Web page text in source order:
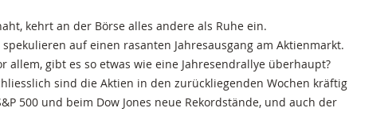
kehrt an der Börse alles andere als Ruhe ein.
auf einen rasanten Jahresausgang am Aktienmarkt.
allem, gibt es so etwas wie eine Jahresendrallye überhaupt?
sind die Aktien in den zurückliegenden Wochen kräftig
500 und beim Dow Jones neue Rekordstände, und auch der